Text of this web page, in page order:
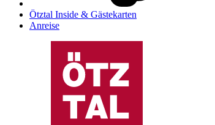
Ötztal Inside & Gästekarten
Anreise